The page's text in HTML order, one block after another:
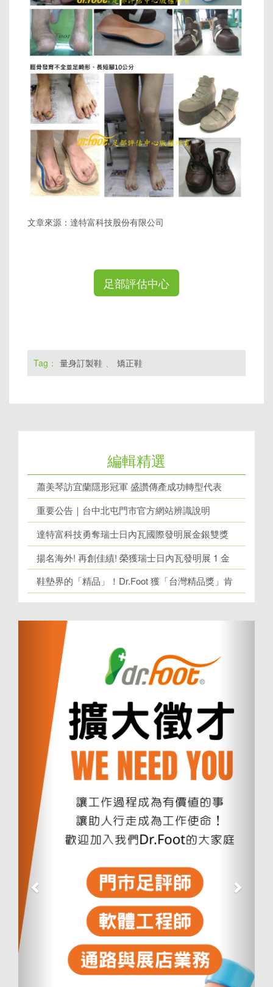
文章來源：達特富科技股份有限公司
足部評估中心
Tag： 量身訂製鞋 矯正鞋
編輯精選
蕭美琴訪宜蘭隱形冠軍 盛讚傳產成功轉型代表
重要公告｜台中北屯門市官方網站辨識說明
達特富科技勇奪瑞士日內瓦國際發明展金銀雙獎
揚名海外! 再創佳績! 榮獲瑞士日內瓦發明展 1 金
牌、1 銀牌
鞋墊界的「精品」！Dr.Foot 獲「台灣精品獎」肯
定！